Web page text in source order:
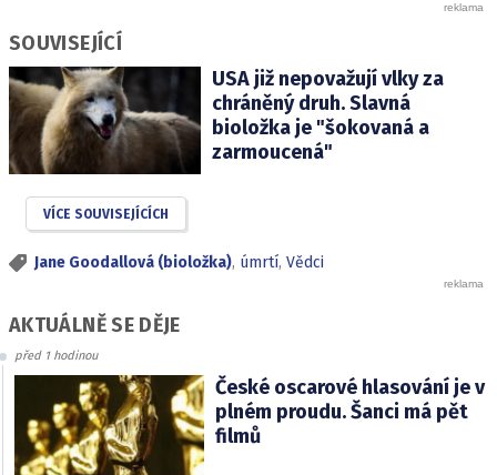
SOUVISEJÍCÍ
USA již nepovažují vlky za
chráněný druh. Slavná
bioložka je "šokovaná a
zarmoucená"
VÍCE SOUVISEJÍCÍCH
Jane Goodallová (bioložka), úmrtí, Vědci
AKTUÁLNĚ SE DĚJE
před 1 hodinou
České oscarové hlasování je v
plném proudu. Šanci má pět
filmů